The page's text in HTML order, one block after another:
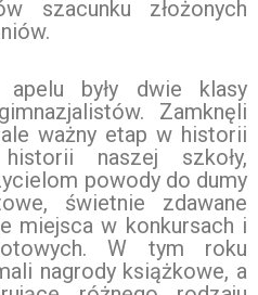
szacunku złożonych
apelu były dwie klasy
Zamknęli
ważny etap w historii
naszej szkoły,
powody do dumy
świetnie zdawane
miejsca w konkursach i
W tym roku
nagrody książkowe, a